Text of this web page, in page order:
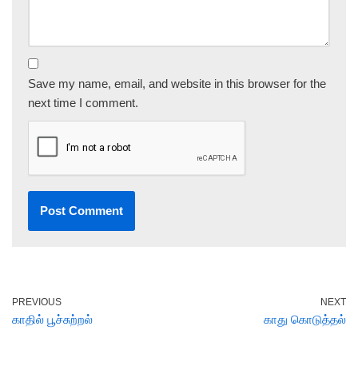
Save my name, email, and website in this browser for the
next time I comment.
PREVIOUS
காதில் பூச்சுற்றல்
NEXT
காது கொடுத்தல்